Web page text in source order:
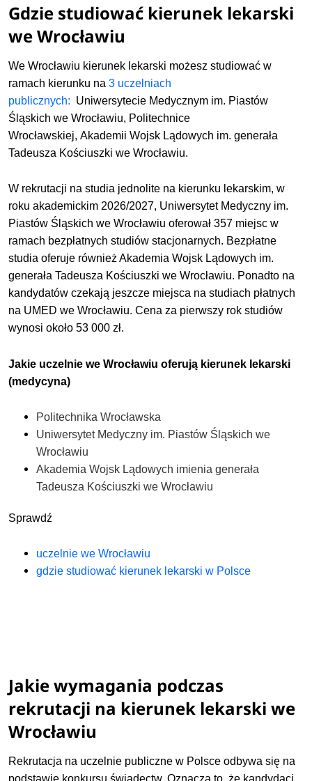
Gdzie studiować kierunek lekarski
we Wrocławiu
We Wrocławiu kierunek lekarski możesz studiować w
ramach kierunku na3 uczelniach
publicznych: Uniwersytecie Medycznym im. Piastów
Śląskich we Wrocławiu, Politechnice
Wrocławskiej,Akademii Wojsk Lądowych im. generała
Tadeusza Kościuszki we Wrocławiu.
W rekrutacji na studia jednolite na kierunku lekarskim, w
roku akademickim 2026/2027, Uniwersytet Medyczny im.
Piastów Śląskich we Wrocławiu oferował 357 miejsc w
ramach bezpłatnych studiów stacjonarnych. Bezpłatne
studia oferuje również Akademia Wojsk Lądowych im.
generała Tadeusza Kościuszki we Wrocławiu. Ponadto na
kandydatów czekają jeszcze miejsca na studiach płatnych
na UMED we Wrocławiu.Cena za pierwszy rok studiów
wynosi około 53 000 zł.
Jakie uczelnie we Wrocławiu oferują kierunek lekarski
(medycyna)
Politechnika Wrocławska
Uniwersytet Medyczny im. Piastów Śląskich we
Wrocławiu
Akademia Wojsk Lądowych imienia generała
Tadeusza Kościuszki we Wrocławiu
Sprawdź
uczelnie we Wrocławiu
gdzie studiować kierunek lekarski w Polsce
Jakie wymagania podczas
rekrutacji na kierunek lekarski we
Wrocławiu
Rekrutacja na uczelnie publiczne w Polsce odbywa się na